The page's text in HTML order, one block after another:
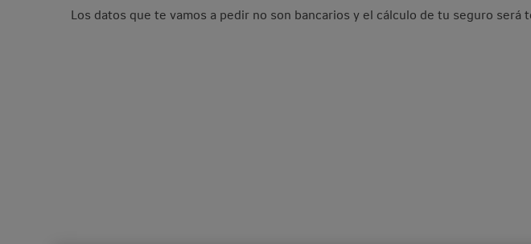
Los datos que te vamos a pedir no son bancarios y el cálculo de tu seguro será